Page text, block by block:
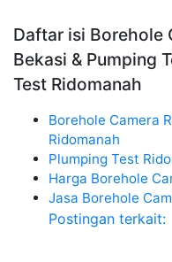
Daftar isi Borehole
Bekasi & Pumping
Test Ridomanah
Borehole Camera
Ridomanah
Plumping Test
Harga Borehole
Jasa Borehole
Postingan terkait: